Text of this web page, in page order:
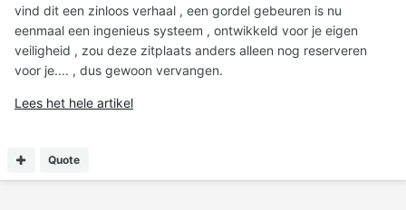
vind dit een zinloos verhaal , een gordel gebeuren is nu
eenmaal een ingenieus systeem , ontwikkeld voor je eigen
veiligheid , zou deze zitplaats anders alleen nog reserveren
voor je.... , dus gewoon vervangen.
Lees het hele artikel
Quote